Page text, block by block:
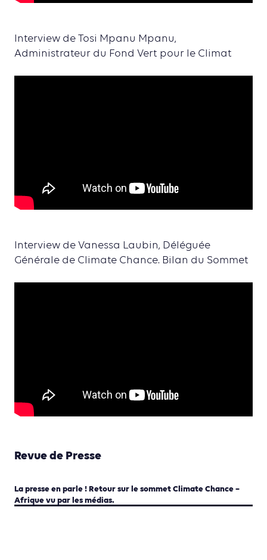
Interview de Tosi Mpanu Mpanu,
Administrateur du Fond Vert pour le Climat
Interview de Vanessa Laubin, Déléguée
Générale de Climate Chance. Bilan du Sommet
Revue de Presse
La presse en parle ! Retour sur le sommet Climate Chance –
Afrique vu par les médias.